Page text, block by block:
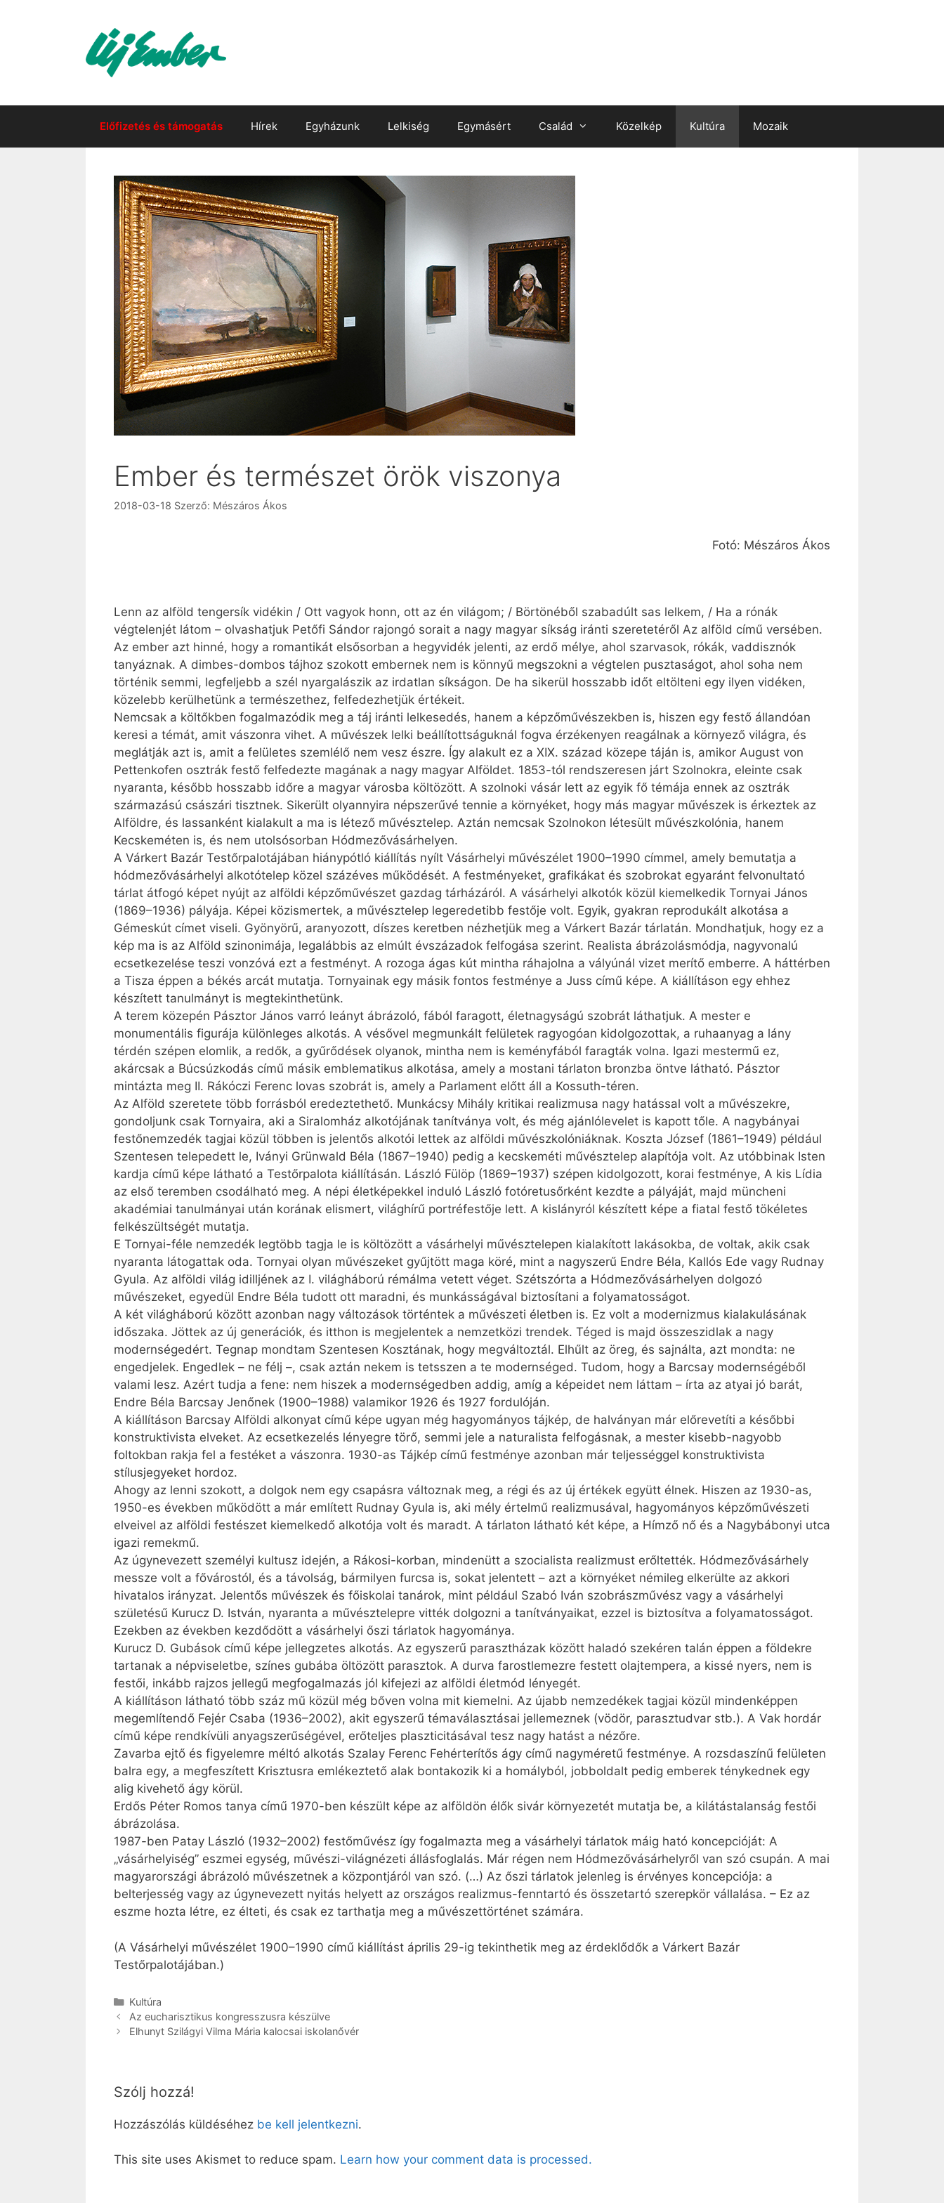
Előfizetés és támogatás Hírek Egyházunk Lelkiség Egymásért Család Közelkép Kultúra Mozaik
Ember és természet örök viszonya
2018-03-18 Szerző: Mészáros Ákos
Fotó: Mészáros Ákos
Lenn az alföld tengersík vidékin / Ott vagyok honn, ott az én világom; / Börtönéből szabadúlt sas lelkem, / Ha a rónák
végtelenjét látom – olvashatjuk Petőfi Sándor rajongó sorait a nagy magyar síkság iránti szeretetéről Az alföld című versében.
Az ember azt hinné, hogy a romantikát elsősorban a hegyvidék jelenti, az erdő mélye, ahol szarvasok, rókák, vaddisznók
tanyáznak. A dimbes-dombos tájhoz szokott embernek nem is könnyű megszokni a végtelen pusztaságot, ahol soha nem
történik semmi, legfeljebb a szél nyargalászik az irdatlan síkságon. De ha sikerül hosszabb időt eltölteni egy ilyen vidéken,
közelebb kerülhetünk a természethez, felfedezhetjük értékeit.
Nemcsak a költőkben fogalmazódik meg a táj iránti lelkesedés, hanem a képzőművészekben is, hiszen egy festő állandóan
keresi a témát, amit vászonra vihet. A művészek lelki beállítottságuknál fogva érzékenyen reagálnak a környező világra, és
meglátják azt is, amit a felületes szemlélő nem vesz észre. Így alakult ez a XIX. század közepe táján is, amikor August von
Pettenkofen osztrák festő felfedezte magának a nagy magyar Alföldet. 1853-tól rendszeresen járt Szolnokra, eleinte csak
nyaranta, később hosszabb időre a magyar városba költözött. A szolnoki vásár lett az egyik fő témája ennek az osztrák
származású császári tisztnek. Sikerült olyannyira népszerűvé tennie a környéket, hogy más magyar művészek is érkeztek az
Alföldre, és lassanként kialakult a ma is létező művésztelep. Aztán nemcsak Szolnokon létesült művészkolónia, hanem
Kecskeméten is, és nem utolsósorban Hódmezővásárhelyen.
A Várkert Bazár Testőrpalotájában hiánypótló kiállítás nyílt Vásárhelyi művészélet 1900–1990 címmel, amely bemutatja a
hódmezővásárhelyi alkotótelep közel százéves működését. A festményeket, grafikákat és szobrokat egyaránt felvonultató
tárlat átfogó képet nyújt az alföldi képzőművészet gazdag tárházáról. A vásárhelyi alkotók közül kiemelkedik Tornyai János
(1869–1936) pályája. Képei közismertek, a művésztelep legeredetibb festője volt. Egyik, gyakran reprodukált alkotása a
Gémeskút címet viseli. Gyönyörű, aranyozott, díszes keretben nézhetjük meg a Várkert Bazár tárlatán. Mondhatjuk, hogy ez a
kép ma is az Alföld szinonimája, legalábbis az elmúlt évszázadok felfogása szerint. Realista ábrázolásmódja, nagyvonalú
ecsetkezelése teszi vonzóvá ezt a festményt. A rozoga ágas kút mintha ráhajolna a vályúnál vizet merítő emberre. A háttérben
a Tisza éppen a békés arcát mutatja. Tornyainak egy másik fontos festménye a Juss című képe. A kiállításon egy ehhez
készített tanulmányt is megtekinthetünk.
A terem közepén Pásztor János varró leányt ábrázoló, fából faragott, életnagyságú szobrát láthatjuk. A mester e
monumentális figurája különleges alkotás. A vésővel megmunkált felületek ragyogóan kidolgozottak, a ruhaanyag a lány
térdén szépen elomlik, a redők, a gyűrődések olyanok, mintha nem is keményfából faragták volna. Igazi mestermű ez,
akárcsak a Búcsúzkodás című másik emblematikus alkotása, amely a mostani tárlaton bronzba öntve látható. Pásztor
mintázta meg II. Rákóczi Ferenc lovas szobrát is, amely a Parlament előtt áll a Kossuth-téren.
Az Alföld szeretete több forrásból eredeztethető. Munkácsy Mihály kritikai realizmusa nagy hatással volt a művészekre,
gondoljunk csak Tornyaira, aki a Siralomház alkotójának tanítványa volt, és még ajánlólevelet is kapott tőle. A nagybányai
festőnemzedék tagjai közül többen is jelentős alkotói lettek az alföldi művészkolóniáknak. Koszta József (1861–1949) például
Szentesen telepedett le, Iványi Grünwald Béla (1867–1940) pedig a kecskeméti művésztelep alapítója volt. Az utóbbinak Isten
kardja című képe látható a Testőrpalota kiállításán. László Fülöp (1869–1937) szépen kidolgozott, korai festménye, A kis Lídia
az első teremben csodálható meg. A népi életképekkel induló László fotóretusőrként kezdte a pályáját, majd müncheni
akadémiai tanulmányai után korának elismert, világhírű portréfestője lett. A kislányról készített képe a fiatal festő tökéletes
felkészültségét mutatja.
E Tornyai-féle nemzedék legtöbb tagja le is költözött a vásárhelyi művésztelepen kialakított lakásokba, de voltak, akik csak
nyaranta látogattak oda. Tornyai olyan művészeket gyűjtött maga köré, mint a nagyszerű Endre Béla, Kallós Ede vagy Rudnay
Gyula. Az alföldi világ idilljének az I. világháború rémálma vetett véget. Szétszórta a Hódmezővásárhelyen dolgozó
művészeket, egyedül Endre Béla tudott ott maradni, és munkásságával biztosítani a folyamatosságot.
A két világháború között azonban nagy változások történtek a művészeti életben is. Ez volt a modernizmus kialakulásának
időszaka. Jöttek az új generációk, és itthon is megjelentek a nemzetközi trendek. Téged is majd összeszidlak a nagy
modernségedért. Tegnap mondtam Szentesen Kosztának, hogy megváltoztál. Elhűlt az öreg, és sajnálta, azt mondta: ne
engedjelek. Engedlek – ne félj –, csak aztán nekem is tetsszen a te modernséged. Tudom, hogy a Barcsay modernségéből
valami lesz. Azért tudja a fene: nem hiszek a modernségedben addig, amíg a képeidet nem láttam – írta az atyai jó barát,
Endre Béla Barcsay Jenőnek (1900–1988) valamikor 1926 és 1927 fordulóján.
A kiállításon Barcsay Alföldi alkonyat című képe ugyan még hagyományos tájkép, de halványan már előrevetíti a későbbi
konstruktivista elveket. Az ecsetkezelés lényegre törő, semmi jele a naturalista felfogásnak, a mester kisebb-nagyobb
foltokban rakja fel a festéket a vászonra. 1930-as Tájkép című festménye azonban már teljességgel konstruktivista
stílusjegyeket hordoz.
Ahogy az lenni szokott, a dolgok nem egy csapásra változnak meg, a régi és az új értékek együtt élnek. Hiszen az 1930-as,
1950-es években működött a már említett Rudnay Gyula is, aki mély értelmű realizmusával, hagyományos képzőművészeti
elveivel az alföldi festészet kiemelkedő alkotója volt és maradt. A tárlaton látható két képe, a Hímző nő és a Nagybábonyi utca
igazi remekmű.
Az úgynevezett személyi kultusz idején, a Rákosi-korban, mindenütt a szocialista realizmust erőltették. Hódmezővásárhely
messze volt a fővárostól, és a távolság, bármilyen furcsa is, sokat jelentett – azt a környéket némileg elkerülte az akkori
hivatalos irányzat. Jelentős művészek és főiskolai tanárok, mint például Szabó Iván szobrászművész vagy a vásárhelyi
születésű Kurucz D. István, nyaranta a művésztelepre vitték dolgozni a tanítványaikat, ezzel is biztosítva a folyamatosságot.
Ezekben az években kezdődött a vásárhelyi őszi tárlatok hagyománya.
Kurucz D. Gubások című képe jellegzetes alkotás. Az egyszerű parasztházak között haladó szekéren talán éppen a földekre
tartanak a népviseletbe, színes gubába öltözött parasztok. A durva farostlemezre festett olajtempera, a kissé nyers, nem is
festői, inkább rajzos jellegű megfogalmazás jól kifejezi az alföldi életmód lényegét.
A kiállításon látható több száz mű közül még bőven volna mit kiemelni. Az újabb nemzedékek tagjai közül mindenképpen
megemlítendő Fejér Csaba (1936–2002), akit egyszerű témaválasztásai jellemeznek (vödör, parasztudvar stb.). A Vak hordár
című képe rendkívüli anyagszerűségével, erőteljes plaszticitásával tesz nagy hatást a nézőre.
Zavarba ejtő és figyelemre méltó alkotás Szalay Ferenc Fehérterítős ágy című nagyméretű festménye. A rozsdaszínű felületen
balra egy, a megfeszített Krisztusra emlékeztető alak bontakozik ki a homályból, jobboldalt pedig emberek ténykednek egy
alig kivehető ágy körül.
Erdős Péter Romos tanya című 1970-ben készült képe az alföldön élők sivár környezetét mutatja be, a kilátástalanság festői
ábrázolása.
1987-ben Patay László (1932–2002) festőművész így fogalmazta meg a vásárhelyi tárlatok máig ható koncepcióját: A
„vásárhelyiség” eszmei egység, művészi-világnézeti állásfoglalás. Már régen nem Hódmezővásárhelyről van szó csupán. A mai
magyarországi ábrázoló művészetnek a központjáról van szó. (…) Az őszi tárlatok jelenleg is érvényes koncepciója: a
belterjesség vagy az úgynevezett nyitás helyett az országos realizmus-fenntartó és összetartó szerepkör vállalása. – Ez az
eszme hozta létre, ez élteti, és csak ez tarthatja meg a művészettörténet számára.
(A Vásárhelyi művészélet 1900–1990 című kiállítást április 29-ig tekinthetik meg az érdeklődők a Várkert Bazár
Testőrpalotájában.)
Kategória
Kultúra
Az eucharisztikus kongresszusra készülve
Elhunyt Szilágyi Vilma Mária kalocsai iskolanővér
Szólj hozzá!
Hozzászólás küldéséhez be kell jelentkezni.
This site uses Akismet to reduce spam. Learn how your comment data is processed.